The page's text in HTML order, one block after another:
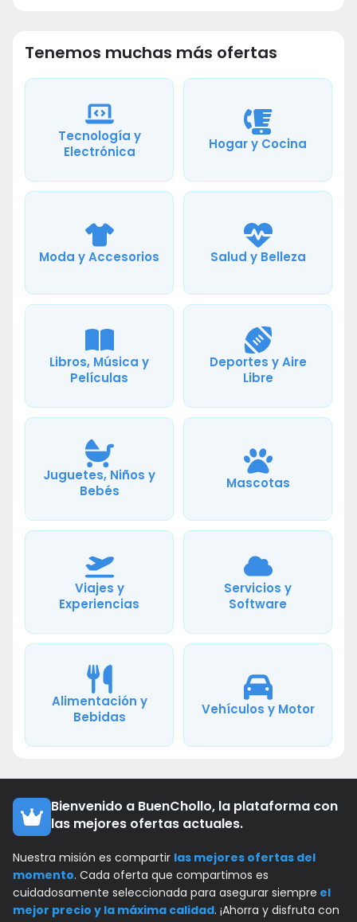
Tenemos muchas más ofertas
Tecnología y
Electrónica
Hogar y Cocina
Moda y Accesorios Salud y Belleza
Libros, Música y
Películas
Deportes y Aire
Libre
Juguetes, Niños y
Bebés
Mascotas
Viajes y
Experiencias
Servicios y
Software
Alimentación y
Bebidas
Vehículos y Motor
Bienvenido a BuenChollo, la plataforma con
las mejores ofertas actuales.
Nuestra misión es compartir las mejores ofertas del
momento. Cada oferta que compartimos es
cuidadosamente seleccionada para asegurar siempre el
mejor precio y la máxima calidad. ¡Ahorra y disfruta con